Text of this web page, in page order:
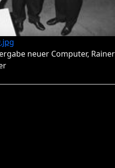
neuer Computer, Rainer